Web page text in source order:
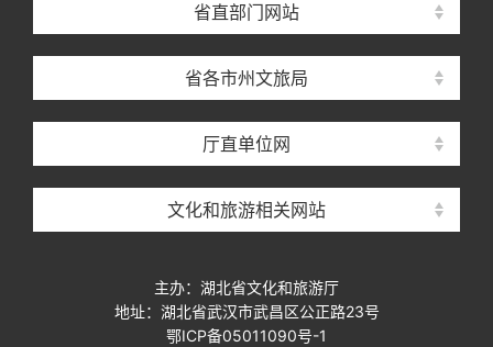
省直部门网站
省各市州文旅局
厅直单位网
文化和旅游相关网站
主办：湖北省文化和旅游厅
地址：湖北省武汉市武昌区公正路23号
鄂ICP备05011090号-1